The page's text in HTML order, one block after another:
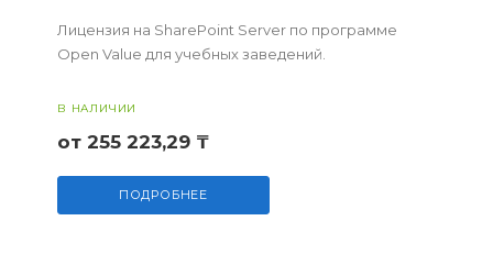
Лицензия на SharePoint Server по программе
Open Value для учебных заведений.
В НАЛИЧИИ
от 255 223,29 ₸
ПОДРОБНЕЕ